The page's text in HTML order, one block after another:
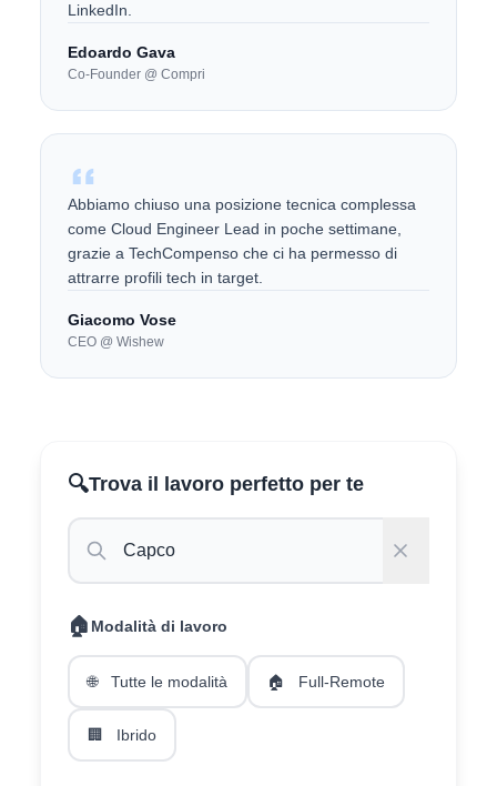
LinkedIn.
Edoardo Gava
Co-Founder @ Compri
Abbiamo chiuso una posizione tecnica complessa
come Cloud Engineer Lead in poche settimane,
grazie a TechCompenso che ci ha permesso di
attrarre profili tech in target.
Giacomo Vose
CEO @ Wishew
🔍Trova il lavoro perfetto per te
🏠 Modalità di lavoro
🌐 Tutte le modalità 🏠 Full-Remote
🏢 Ibrido